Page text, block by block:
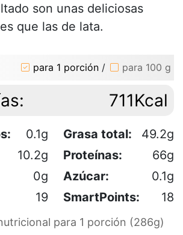
son unas deliciosas
que las de lata.
para 1 porción / para 100 g
711Kcal
0.1g Grasa total:
49.2g
10.2g Proteínas:
66g
0g Azúcar:
0.1g
19 SmartPoints: 18
para 1 porción (286g)